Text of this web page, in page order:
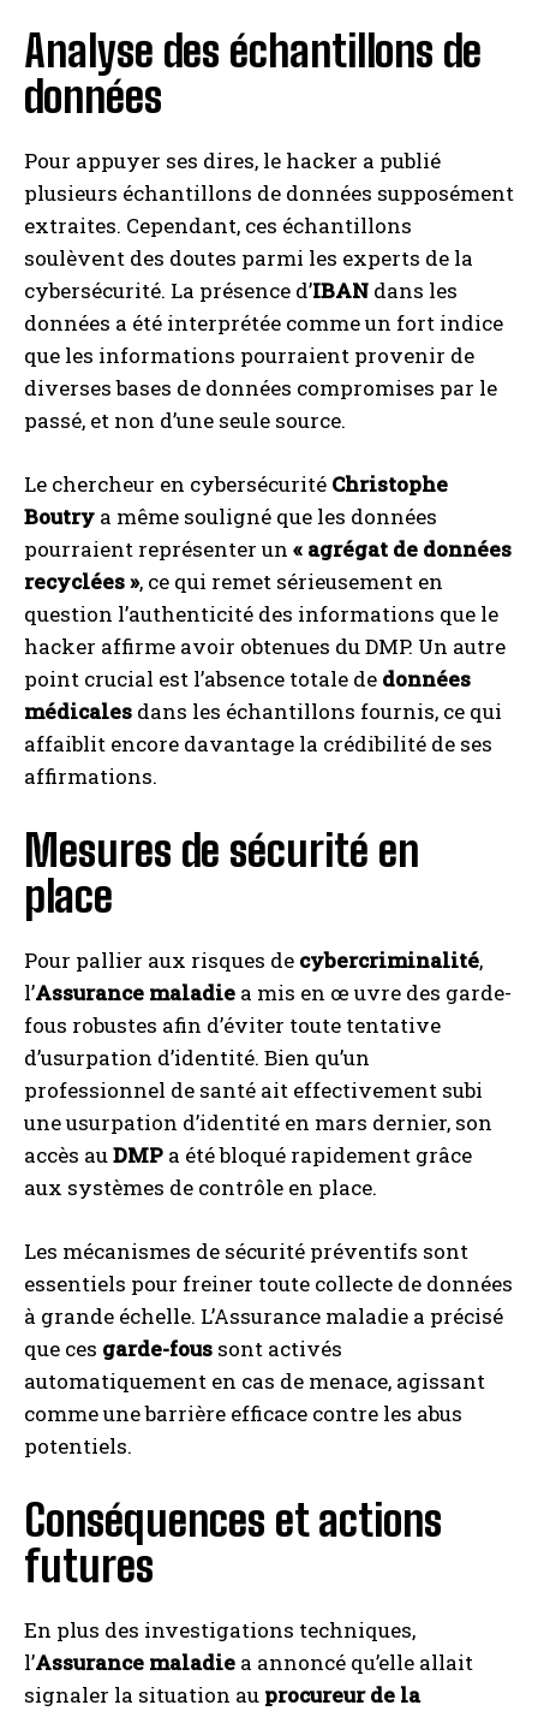
I WANT IN
I've read and accept the
A LIRE : Le Luxembourg réinvente le cadre juridique
de l’assurance-vie pour demain
Analyse des échantillons de
données
Pour appuyer ses dires, le hacker a publié
plusieurs échantillons de données supposément
extraites. Cependant, ces échantillons
soulèvent des doutes parmi les experts de la
cybersécurité. La présence d’IBAN dans les
données a été interprétée comme un fort indice
que les informations pourraient provenir de
diverses bases de données compromises par le
passé, et non d’une seule source.
Le chercheur en cybersécurité Christophe
Boutry a même souligné que les données
pourraient représenter un « agrégat de données
recyclées », ce qui remet sérieusement en
question l’authenticité des informations que le
hacker affirme avoir obtenues du DMP. Un autre
point crucial est l’absence totale de données
médicales dans les échantillons fournis, ce qui
affaiblit encore davantage la crédibilité de ses
affirmations.
Mesures de sécurité en
place
Pour pallier aux risques de cybercriminalité,
l’Assurance maladie a mis en œ uvre des garde-
fous robustes afin d’éviter toute tentative
d’usurpation d’identité. Bien qu’un
professionnel de santé ait effectivement subi
une usurpation d’identité en mars dernier, son
accès auDMP a été bloqué rapidement grâce
aux systèmes de contrôle en place.
Les mécanismes de sécurité préventifs sont
essentiels pour freiner toute collecte de données
à grande échelle. L’Assurance maladie a précisé
que ces garde-fous sont activés
automatiquement en cas de menace, agissant
comme une barrière efficace contre les abus
potentiels.
Conséquences et actions
futures
En plus des investigations techniques,
l’Assurance maladie a annoncé qu’elle allait
signaler la situation au procureur de la